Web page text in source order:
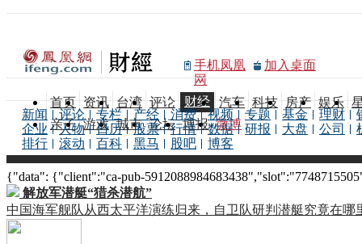
手机凤凰
网
加入桌面
首页 资讯 台湾 评论 财经 汽车 科技 房产 娱乐
亲子 游戏 城市 论坛 博报 微博
新闻 评论 专栏 产经 消费 视频 专题 基金 理财
企业
人物 日历 股票 行情 数据 研报 大盘 公司
排行
滚动 百科 黑马 股吧 博客
{"data": {"client":"ca-pub-
解放军潜艇“猎杀潜航”
中国海军舰队从西太平洋演练归来，自卫队研判潜艇究竟在哪